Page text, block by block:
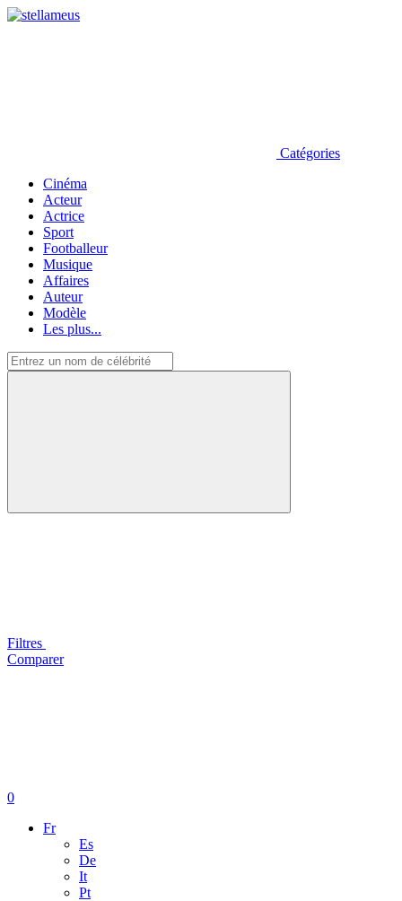
Catégories
Cinéma
Acteur
Actrice
Sport
Footballeur
Musique
Affaires
Auteur
Modèle
Les plus...
Filtres
Comparer
0
Fr
Es
De
It
Pt